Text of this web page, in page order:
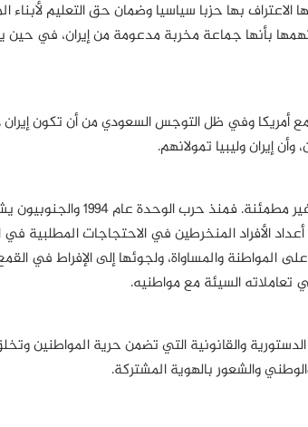
بها حزبا سياسيا وضمان حق التعليم لأبناء
بأنها جماعة مخربة مدعومة من إيران، في
وفي ظل التوجس السعودي من أن تكون
إيران وليبيا تمولانهم.
إلى جانب الحرب المشتعلة مع الحوثيين في الشمال فإن الأوضاع في الجنوب غير مطمئنة.
الأفراد المنخرطين في الاحتجاجات المطلبية في
المواطنة والمساواة، ولجوئها إلى الإفراط في
السيئة مع مواطنيه.
والقانونية التي تضمن حرية المواطنين
والشعور بالهوية المشتركة.